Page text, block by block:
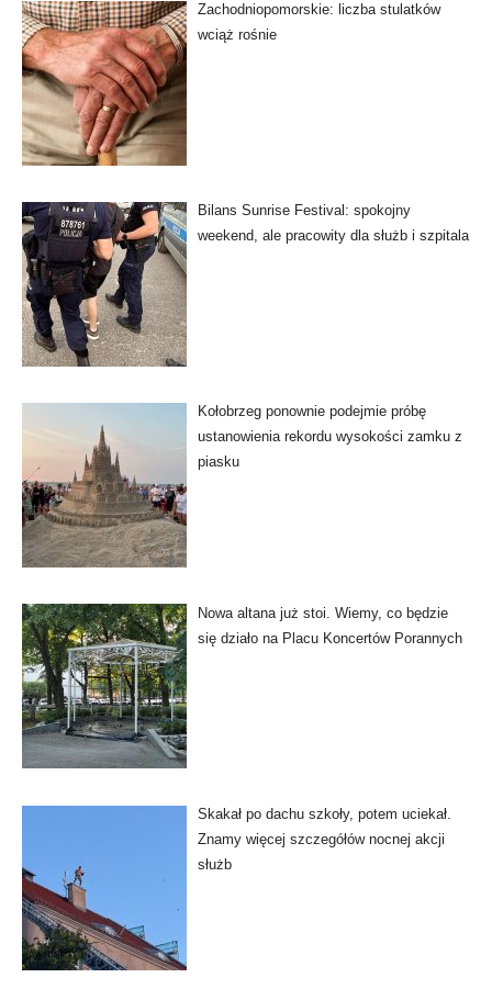
Zachodniopomorskie: liczba stulatków
wciąż rośnie
Bilans Sunrise Festival: spokojny
weekend, ale pracowity dla służb i szpitala
Kołobrzeg ponownie podejmie próbę
ustanowienia rekordu wysokości zamku z
piasku
Nowa altana już stoi. Wiemy, co będzie
się działo na Placu Koncertów Porannych
Skakał po dachu szkoły, potem uciekał.
Znamy więcej szczegółów nocnej akcji
służb